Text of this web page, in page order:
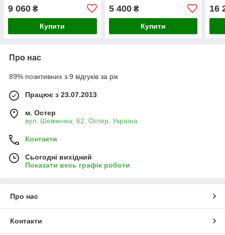
9 060 ₴
Купити
5 400₴
Купити
16
Про нас
89% позитивних з 9 відгуків за рік
Працює з 23.07.2013
м. Остер
вул. Шевченка, 62, Остер, Україна
Контакти
Сьогодні вихідний
Показати весь графік роботи
Про нас
Контакти